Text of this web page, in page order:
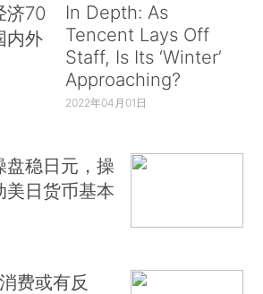
济70
内外
In Depth: As
Tencent Lays Off
Staff, Is Its ‘Winter’
Approaching?
2022年04月01日
盘稳日元，操
美日货币基本
费或有反